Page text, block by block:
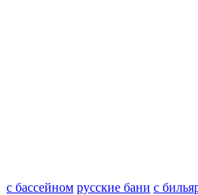
с бассейном русские бани с